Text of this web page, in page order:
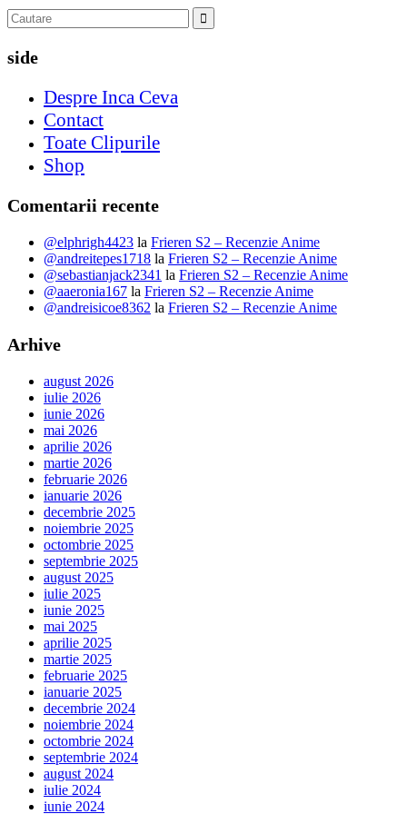
side
Despre Inca Ceva
Contact
Toate Clipurile
Shop
Comentarii recente
@elphrigh4423 la Frieren S2 – Recenzie Anime
@andreitepes1718 la Frieren S2 – Recenzie Anime
@sebastianjack2341 la Frieren S2 – Recenzie Anime
@aaeronia167 la Frieren S2 – Recenzie Anime
@andreisicoe8362 la Frieren S2 – Recenzie Anime
Arhive
august 2026
iulie 2026
iunie 2026
mai 2026
aprilie 2026
martie 2026
februarie 2026
ianuarie 2026
decembrie 2025
noiembrie 2025
octombrie 2025
septembrie 2025
august 2025
iulie 2025
iunie 2025
mai 2025
aprilie 2025
martie 2025
februarie 2025
ianuarie 2025
decembrie 2024
noiembrie 2024
octombrie 2024
septembrie 2024
august 2024
iulie 2024
iunie 2024